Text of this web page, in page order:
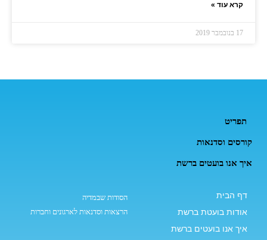
קרא עוד »
17 בנובמבר 2019
תפריט
קורסים וסדנאות
איך אנו בועטים ברשת
דף הבית
אודות בועטת ברשת
איך אנו בועטים ברשת
הסודות שבמדיה
הרצאות וסדנאות לארגונים וחברות